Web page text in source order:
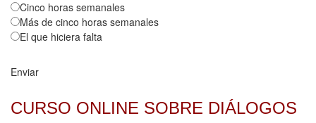
Cinco horas semanales
Más de cinco horas semanales
El que hiciera falta
Enviar
CURSO ONLINE SOBRE DIÁLOGOS